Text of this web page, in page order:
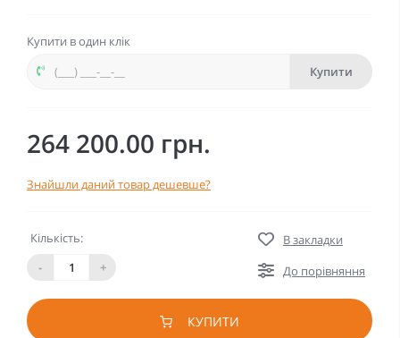
Купити в один клік
Купити
264 200.00 грн.
Знайшли даний товар дешевше?
Кількість:
-
+
В закладки
До порівняння
КУПИТИ